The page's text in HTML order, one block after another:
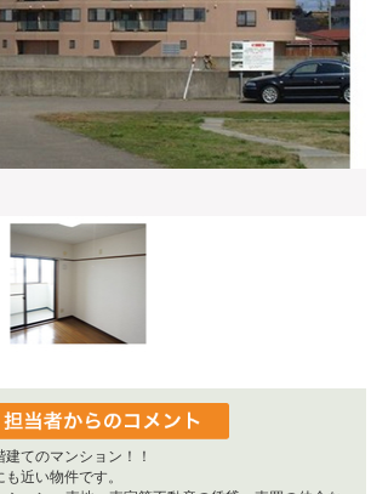
建てのマンション！！
も近い物件です。